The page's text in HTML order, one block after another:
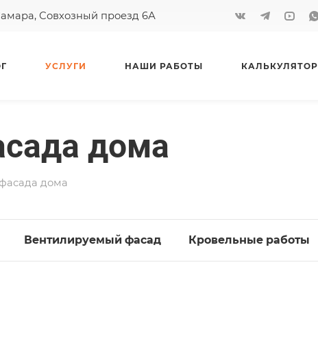
Совхозный проезд 6А
УСЛУГИ НАШИ РАБОТЫ КАЛЬКУЛЯТОР
дома
дома
Вентилируемый фасад Кровельные работы